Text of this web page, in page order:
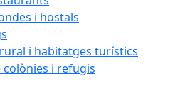
i hostals
i habitatges turístics
colònies i refugis